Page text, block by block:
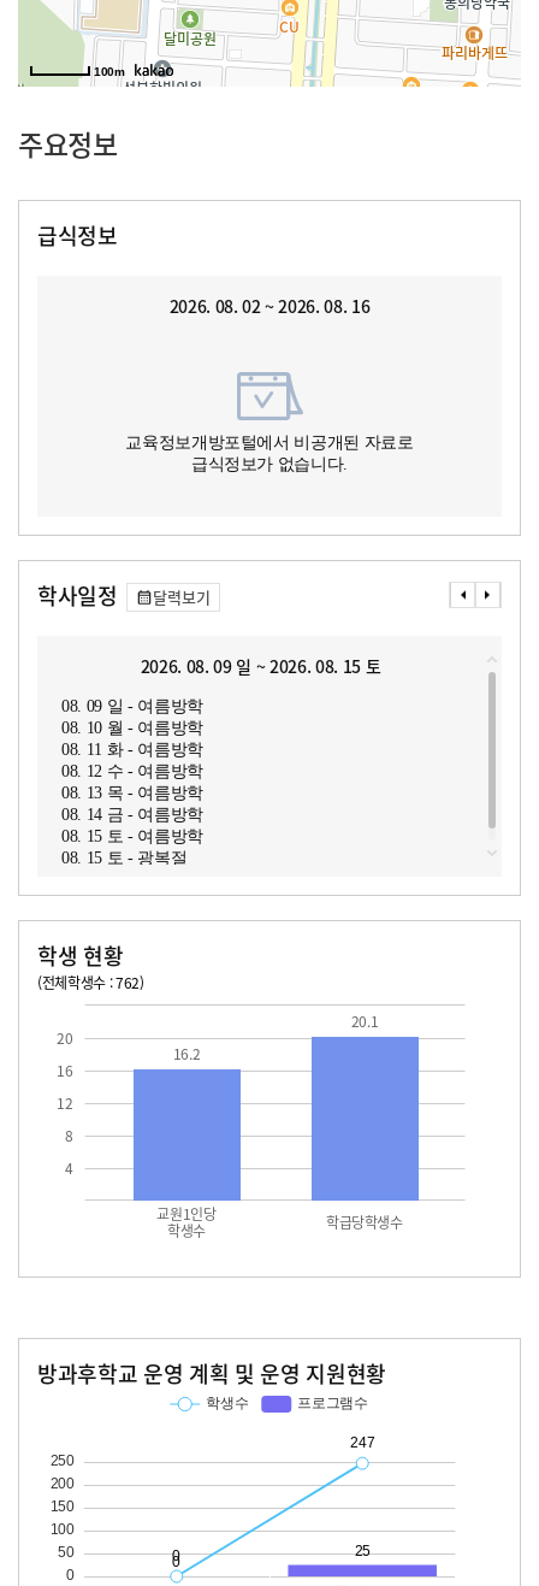
100m
주요정보
급식정보
2026. 08. 02 ~ 2026. 08. 16
교육정보개방포털에서 비공개된 자료로
급식정보가 없습니다.
학사일정 달력보기
2026. 08. 09 일 ~ 2026. 08. 15 토
08. 09 일 - 여름방학
08. 10 월 - 여름방학
08. 11 화 - 여름방학
08. 12 수 - 여름방학
08. 13 목 - 여름방학
08. 14 금 - 여름방학
08. 15 토 - 여름방학
08. 15 토 - 광복절
학생 현황
(전체학생수 : 762)
4
8
12
16
20
교원1인당
학생수 학급당학생수
16.2
20.1
방과후학교 운영 계획 및 운영 지원현황